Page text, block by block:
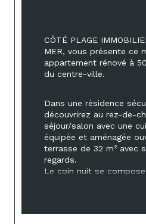
CÔTÉ PLAGE
MER, vous présente ce
appartement rénové à
du centre-ville.
Dans une résidence
découvrirez au rez-de-
séjour/salon avec une
équipée et aménagée
terrasse de 32 m² avec
regards.
Le coin nuit se
parking privé.